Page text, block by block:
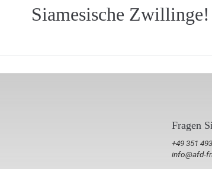
Siamesische Zwillinge!
Fragen
+49 351
info@afd-